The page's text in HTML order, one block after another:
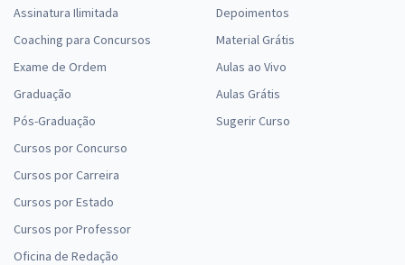
Assinatura Ilimitada
Coaching para Concursos
Exame de Ordem
Graduação
Pós-Graduação
Cursos por Concurso
Cursos por Carreira
Cursos por Estado
Cursos por Professor
Oficina de Redação
Depoimentos
Material Grátis
Aulas ao Vivo
Aulas Grátis
Sugerir Curso